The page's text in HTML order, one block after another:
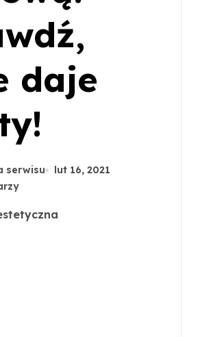
daje
serwisu
lut 16, 2021